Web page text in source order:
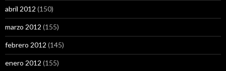
abril 2012 (150)
marzo 2012 (155)
febrero 2012 (145)
enero 2012 (155)